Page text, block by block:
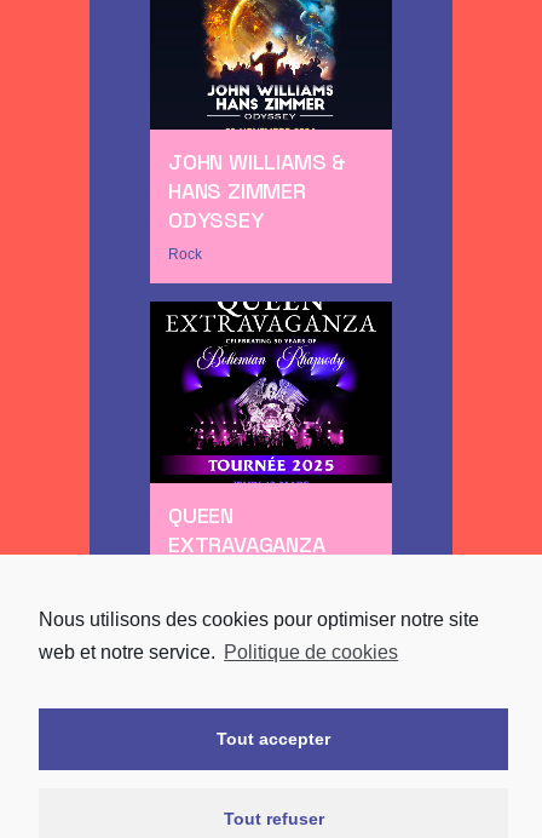
JOHN WILLIAMS &
HANS ZIMMER
ODYSSEY
Rock
QUEEN
EXTRAVAGANZA
Nous utilisons des cookies pour optimiser notre site
web et notre service. Politique de cookies
Tout accepter
Tout refuser